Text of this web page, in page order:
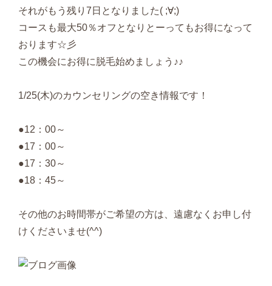
それがもう残り7日となりました( ;∀;)
コースも最大50％オフとなりとーってもお得になって
おります☆彡
この機会にお得に脱毛始めましょう♪♪
1/25(木)のカウンセリングの空き情報です！
●12：00～
●17：00～
●17：30～
●18：45～
その他のお時間帯がご希望の方は、遠慮なくお申し付
けくださいませ(^^)